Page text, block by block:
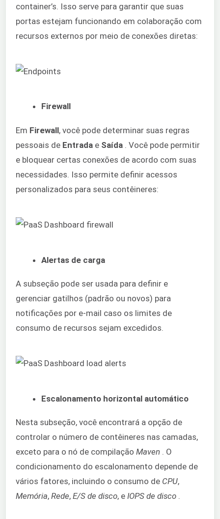
container’s. Isso serve para garantir que suas
portas estejam funcionando em colaboração com
recursos externos por meio de conexões diretas:
Firewall
Em Firewall, você pode determinar suas regras
pessoais de Entrada e Saída . Você pode permitir
e bloquear certas conexões de acordo com suas
necessidades. Isso permite definir acessos
personalizados para seus contêineres:
Alertas de carga
A subseção pode ser usada para definir e
gerenciar gatilhos (padrão ou novos) para
notificações por e-mail caso os limites de
consumo de recursos sejam excedidos.
Escalonamento horizontal automático
Nesta subseção, você encontrará a opção de
controlar o número de contêineres nas camadas,
exceto para o nó de compilação Maven . O
condicionamento do escalonamento depende de
vários fatores, incluindo o consumo de CPU,
Memória, Rede, E/S de disco, e IOPS de disco .